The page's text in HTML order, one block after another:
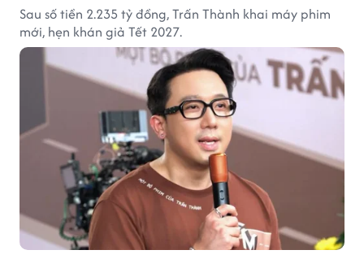
Sau số tiền 2.235 tỷ đồng, Trấn Thành khai máy phim
mới, hẹn khán giả Tết 2027.